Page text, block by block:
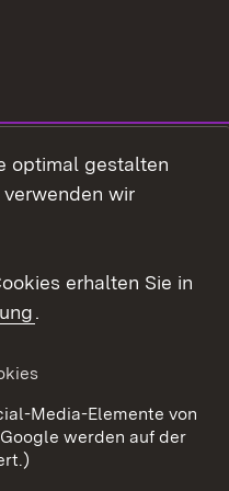
optimal gestalten
wir
erhalten Sie in
.
Media-Elemente von
werden auf der